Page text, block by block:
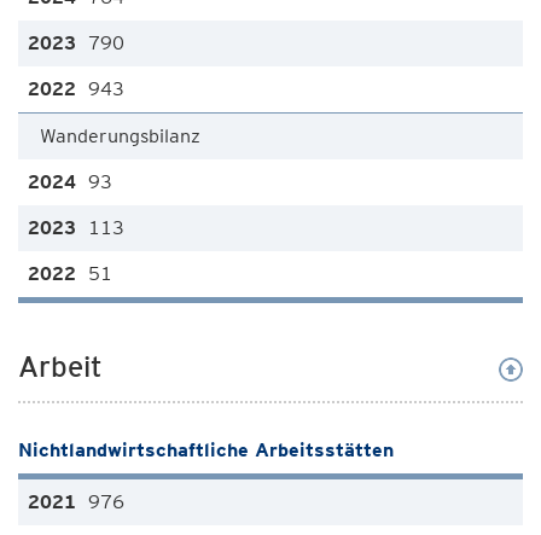
790
943
Wanderungsbilanz
93
113
51
Arbeit
Nichtlandwirtschaftliche Arbeitsstätten
976